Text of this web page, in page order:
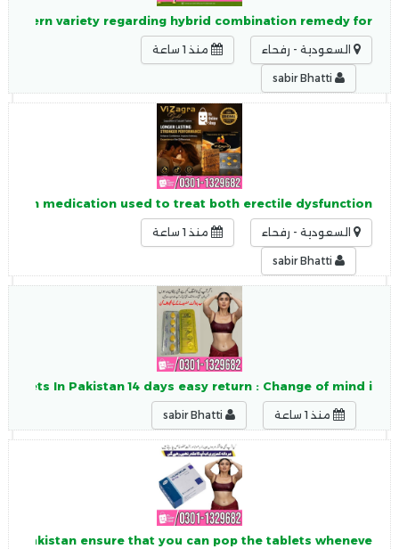
variety regarding hybrid combination remedy for
السعودية - رفحاء منذ 1 ساعة
medication used to treat both erectile dysfunction
السعودية - رفحاء منذ 1 ساعة
In Pakistan 14 days easy return : Change of mind i
منذ 1 ساعة
Pakistan ensure that you can pop the tablets wheneve